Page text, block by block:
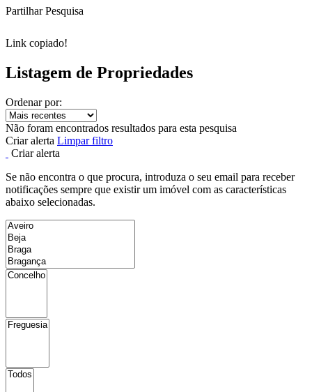
Partilhar Pesquisa
Link copiado!
Listagem de Propriedades
Ordenar por:
Não foram encontrados resultados para esta pesquisa
Criar alerta Limpar filtro
Criar alerta
Se não encontra o que procura, introduza o seu email para receber
notificações sempre que existir um imóvel com as características
abaixo selecionadas.